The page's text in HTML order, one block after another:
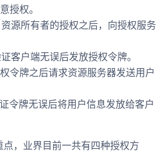
授权。
资源所有者的授权之后，向授权服务
客户端无误后发放授权令牌。
令牌之后请求资源服务器发送用户
令牌无误后将用户信息发放给客户
，业界目前一共有四种授权方